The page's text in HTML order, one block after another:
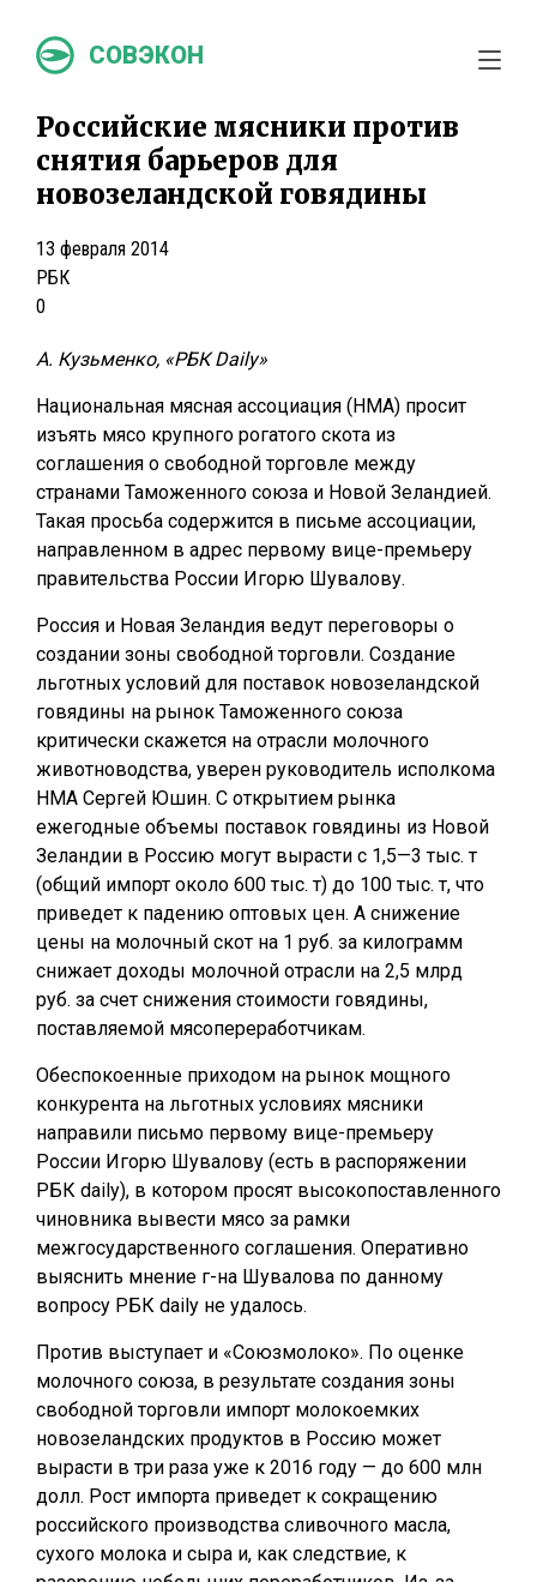
СОВЭКОН
Российские мясники против
снятия барьеров для
новозеландской говядины
13 февраля 2014
РБК
0
А. Кузьменко, «РБК Daily»
Национальная мясная ассоциация (НМА) просит
изъять мясо крупного рогатого скота из
соглашения о свободной торговле между
странами Таможенного союза и Новой Зеландией.
Такая просьба содержится в письме ассоциации,
направленном в адрес первому вице-премьеру
правительства России Игорю Шувалову.
Россия и Новая Зеландия ведут переговоры о
создании зоны свободной торговли. Создание
льготных условий для поставок новозеландской
говядины на рынок Таможенного союза
критически скажется на отрасли молочного
животноводства, уверен руководитель исполкома
НМА Сергей Юшин. С открытием рынка
ежегодные объемы поставок говядины из Новой
Зеландии в Россию могут вырасти с 1,5—3 тыс. т
(общий импорт около 600 тыс. т) до 100 тыс. т, что
приведет к падению оптовых цен. А снижение
цены на молочный скот на 1 руб. за килограмм
снижает доходы молочной отрасли на 2,5 млрд
руб. за счет снижения стоимости говядины,
поставляемой мясопереработчикам.
Обеспокоенные приходом на рынок мощного
конкурента на льготных условиях мясники
направили письмо первому вице-премьеру
России Игорю Шувалову (есть в распоряжении
РБК daily), в котором просят высокопоставленного
чиновника вывести мясо за рамки
межгосударственного соглашения. Оперативно
выяснить мнение г-на Шувалова по данному
вопросу РБК daily не удалось.
Против выступает и «Союзмолоко». По оценке
молочного союза, в результате создания зоны
свободной торговли импорт молокоемких
новозеландских продуктов в Россию может
вырасти в три раза уже к 2016 году — до 600 млн
долл. Рост импорта приведет к сокращению
российского производства сливочного масла,
сухого молока и сыра и, как следствие, к